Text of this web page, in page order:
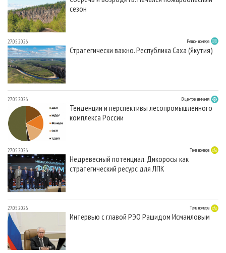
сезон
27.05.2026 Регион номера
Стратегически важно. Республика Саха (Якутия)
27.05.2026 В центре внимания
Тенденции и перспективы лесопромышленного
комплекса России
27.05.2026 Тема номера
Недревесный потенциал. Дикоросы как
стратегический ресурс для ЛПК
27.05.2026 Тема номера
Интервью с главой РЭО Рашидом Исмаиловым